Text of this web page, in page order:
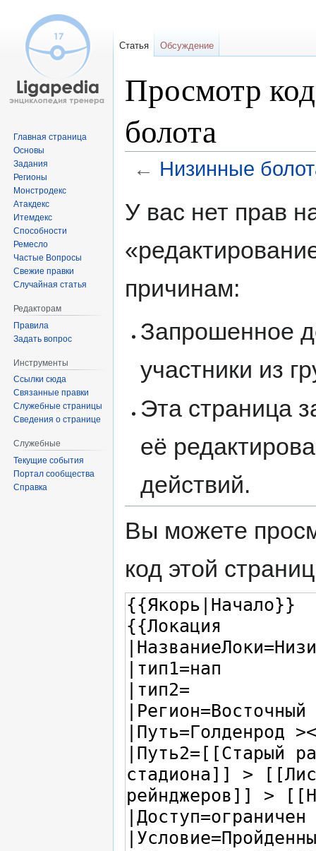
Просмотр
болота
← Низинные
ккУ вас нет прав
причинам:
Запрошенное
участники из
Эта страница
её
действий.
Вы можете
код этой
Статья Обсуждение
Главная страница
Основы
Задания
Регионы
Монстродекс
Атакдекс
Итемдекс
Способности
Ремесло
Частые Вопросы
Свежие правки
Случайная статья
Редакторам
Правила
Задать вопрос
Инструменты
Ссылки сюда
Связанные правки
Служебные страницы
Сведения о странице
Служебные
Текущие события
Портал сообщества
Справка